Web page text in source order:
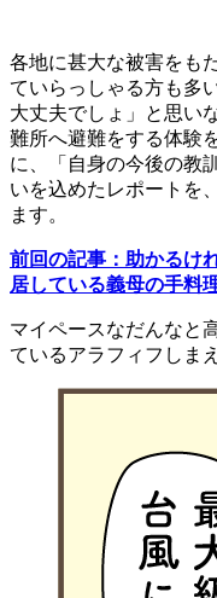
各地に甚大な被害をも
ていらっしゃる方も多
大丈夫でしょ」と思い
難所へ避難をする体験
に、「自身の今後の教
いを込めたレポートを
ます。
前回の記事：助かるけ
居している義母の手料
マイペースなだんなと
ているアラフィフしま